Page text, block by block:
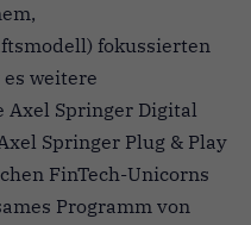
fokussierten
weitere
Axel Springer Digital
Springer Plug & Play
FinTech-Unicorns
Programm von